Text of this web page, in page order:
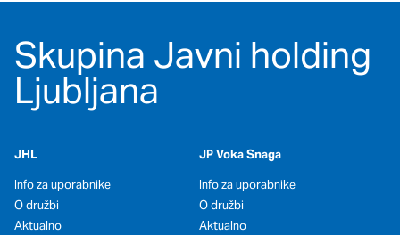
Skupina Javni holding
Ljubljana
JHL
Info za uporabnike
O družbi
Aktualno
JP Voka Snaga
Info za uporabnike
O družbi
Aktualno